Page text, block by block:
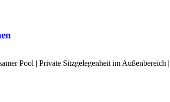
Pool | Private Sitzgelegenheit im